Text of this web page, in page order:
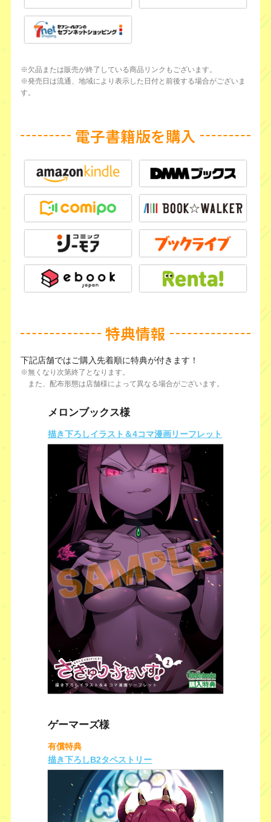
※欠品または販売が終了している商品リンクもございます。
※発売日は流通、地域により表示した日付と前後する場合がございま
す。
電子書籍版を購入
特典情報
下記店舗ではご購入先着順に特典が付きます！
※無くなり次第終了となります。
また、配布形態は店舗様によって異なる場合がございます。
メロンブックス様
描き下ろしイラスト＆4コマ漫画リーフレット
ゲーマーズ様
有償特典
描き下ろしB2タペストリー